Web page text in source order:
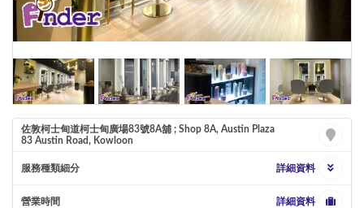
佐敦柯士甸道柯士甸廣場83號8A舖 ; Shop 8A, Austin Plaza
83 Austin Road, Kowloon
服務種類細分 詳細資料
營業時間 詳細資料